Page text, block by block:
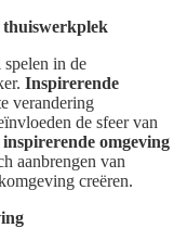
thuiswerkplek
in de
Inspirerende
verandering
de sfeer van
omgeving
aanbrengen van
creëren.